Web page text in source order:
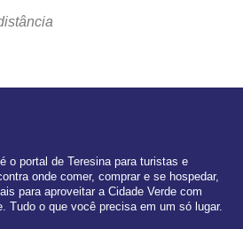
o portal de Teresina para turistas e
onde comer, comprar e se hospedar,
para aproveitar a Cidade Verde com
Tudo o que você precisa em um só lugar.